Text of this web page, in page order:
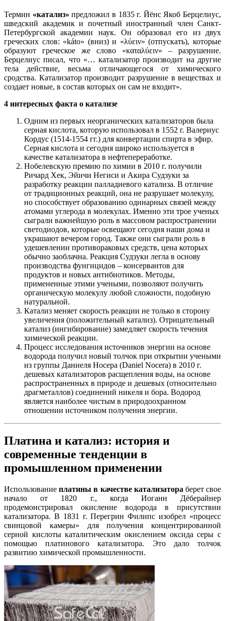
Термин «катализ» предложил в 1835 г. Йёнс Якоб Берцелиус,
шведский академик и почетный иностранный член Санкт-
Петербургской академии наук. Он образовал его из двух
греческих слов: «káto» (вниз) и «λύειν» (отпускать), которые
образуют греческое же слово «καταλύειν» – разрушение.
Берцелиус писал, что «… катализатор производит на другие
тела действие, весьма отличающегося от химического
сродства. Катализатор производит разрушение в веществах и
создает новые, в состав которых он сам не входит».
4 интересных факта о катализе
Одним из первых неорганических катализаторов была
серная кислота, которую использовал в 1552 г. Валериус
Кордус (1514-1554 гг.) для конвертации спирта в эфир.
Серная кислота и сегодня широко используется в
качестве катализатора в нефтепереработке.
Нобелевскую премию по химии в 2010 г. получили
Ричард Хек, Эйичи Негиси и Акира Судзуки за
разработку реакции палладиевого катализа. В отличие
от традиционных реакций, она не разрушает молекулу,
но способствует образованию одинарных связей между
атомами углерода в молекулах. Именно эти трое ученых
сыграли важнейшую роль в массовом распространении
светодиодов, которые освещают сегодня наши дома и
украшают вечером город. Также они сыграли роль в
удешевлении противораковых средств, цена которых
обычно заоблачна. Реакция Судзуки легла в основу
производства фунгицидов – консервантов для
продуктов и новых антибиотиков. Методы,
примененные этими учеными, позволяют получить
органическую молекулу любой сложности, подобную
натуральной.
Катализ меняет скорость реакции не только в сторону
увеличения (положительный катализ). Отрицательный
катализ (ингибирование) замедляет скорость течения
химической реакции.
Процесс исследования источников энергии на основе
водорода получил новый толчок при открытии учеными
из группы Даниеля Носера (Daniel Nocera) в 2010 г.
дешевых катализаторов расщепления воды, на основе
распространенных в природе и дешевых (относительно
драгметаллов) соединений никеля и бора. Водород
является наиболее чистым в природоохранном
отношении источником получения энергии.
Платина и катализ: история и
современные тенденции в
промышленном применении
Использованиеплатины в качестве катализатора берет свое
начало от 1820 г., когда Иоганн Дёберайнер
продемонстрировал окисление водорода в присутствии
катализатора. В 1831 г. Перегрин Филипс изобрел «процесс
свинцовой камеры» для получения концентрированной
серной кислоты каталитическим окислением оксида серы с
помощью платинового катализатора. Это дало толчок
развитию химической промышленности.